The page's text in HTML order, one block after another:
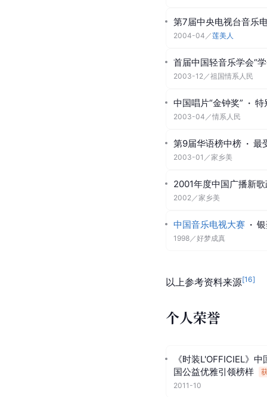
第7届中央电视台音乐
2004-04 ／莲美人
首届中国轻音乐学会“
2003-12 ／祖国情系人民
中国唱片“金钟奖” · 特
2003-04 ／情系人民
第9届华语榜中榜 · 最
2003-01 ／家乡美
2001年度中国广播新
2002 ／家乡美
中国音乐电视大赛 ·
1998 ／好梦成真
以上参考资料来源[16]
个人荣誉
《时装L'OFFICIEL》
国公益优雅引领榜样
2011-10